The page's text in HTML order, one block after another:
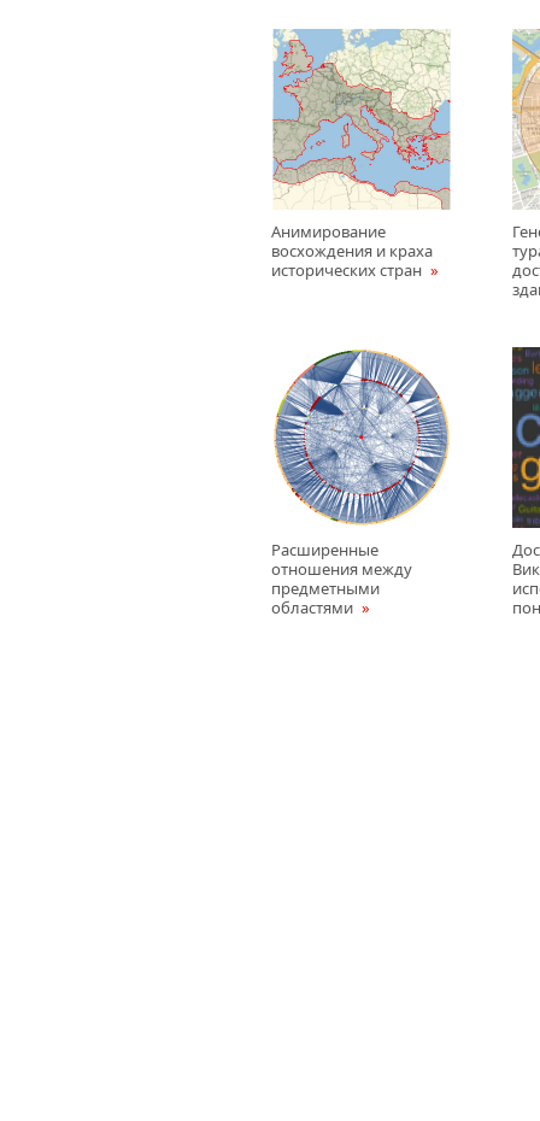
Анимирование
восхождения и краха
исторических стран
Расширенные
отношения между
предметными
областями